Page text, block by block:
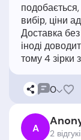
вибір, ціни
Доставка
іноді
0
A 2